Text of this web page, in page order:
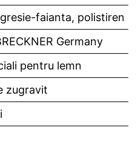
faianta, polistiren
Germany
pentru lemn
zugravit